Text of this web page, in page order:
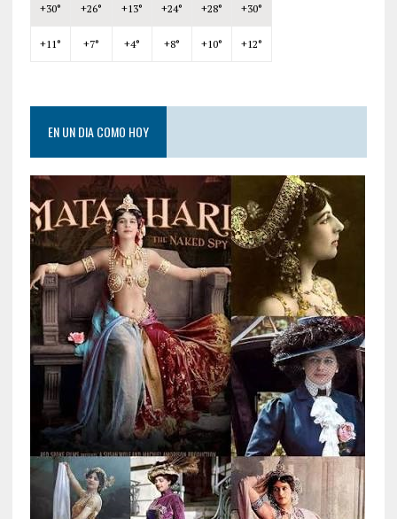
+30° +26° +13° +24° +28° +30°
+11° +7° +4° +8° +10° +12°
EN UN DIA COMO HOY